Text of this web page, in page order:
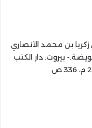
زكريا بن محمد الأنصاري
بيروت: دار الكتب